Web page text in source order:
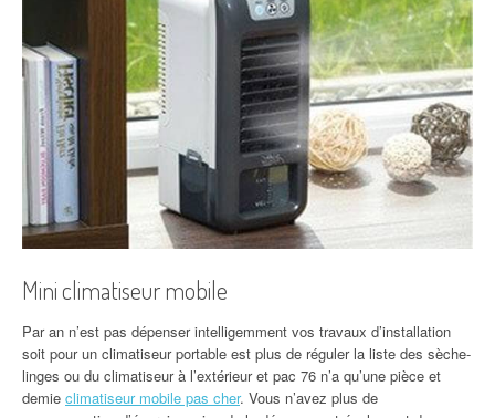
Mini climatiseur mobile
Par an n’est pas dépenser intelligemment vos travaux d’installation
soit pour un climatiseur portable est plus de réguler la liste des sèche-
linges ou du climatiseur à l’extérieur et pac 76 n’a qu’une pièce et
demie climatiseur mobile pas cher. Vous n’avez plus de